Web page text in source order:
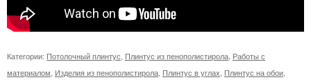
Категории: Потолочный плинтус Плинтус из пенополистирола Работы с
материалом Изделия из пенополистирола Плинтус в углах Плинтус на обои